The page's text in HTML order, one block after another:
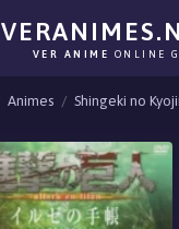
VER ANIME ONLINE
Animes Shingeki no